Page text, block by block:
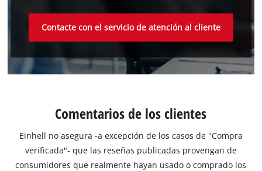
Contacte con el servicio de atención al cliente
Comentarios de los clientes
Einhell no asegura -a excepción de los casos de "Compra
verificada"- que las reseñas publicadas provengan de
consumidores que realmente hayan usado o comprado los